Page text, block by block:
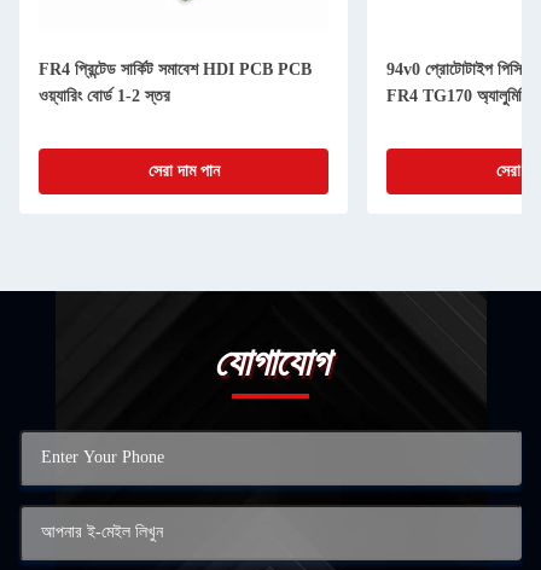
FR4 প্রিন্টেড সার্কিট সমাবেশ HDI PCB PCB
ওয়্যারিং বোর্ড 1-2 স্তর
সেরা দাম পান
94v0 প্রোটোটাইপ
FR4 TG170
সেরা
যোগাযোগ